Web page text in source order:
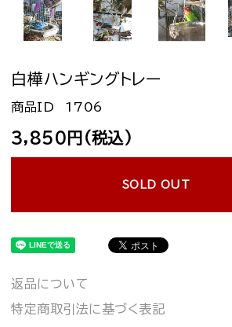
白樺ハンギングトレー
1706
3,850円(税込)
SOLD OUT
返品について
特定商取引法に基づく表記